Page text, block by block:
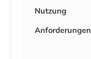
Nutzung
Anforderungen